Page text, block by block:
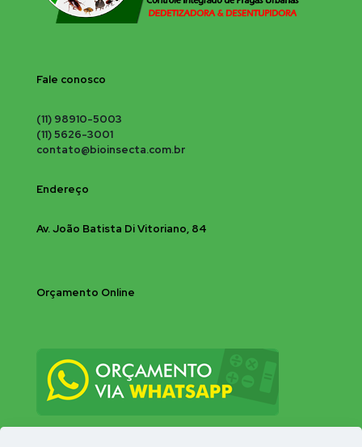
Fale conosco
(11) 98910-5003
(11) 5626-3001
contato@bioinsecta.com.br
Endereço
Av. João Batista Di Vitoriano, 84
Orçamento Online